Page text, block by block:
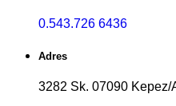
0.543.726 6436
Adres
3282 Sk. 07090 Kepez/